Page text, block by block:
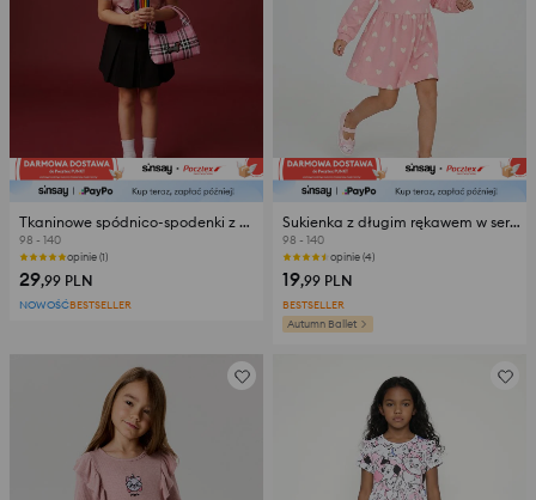
Tkaninowe spódnico-spodenki z bawełny
98 - 140
opinie (1)
29,99 PLN
NOWOŚĆBESTSELLER
Sukienka z długim rękawem w serca
98 - 140
opinie (4)
19,99 PLN
BESTSELLER
Autumn Ballet